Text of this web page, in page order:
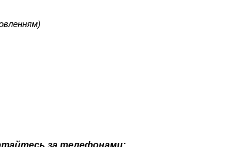
за телефонами: